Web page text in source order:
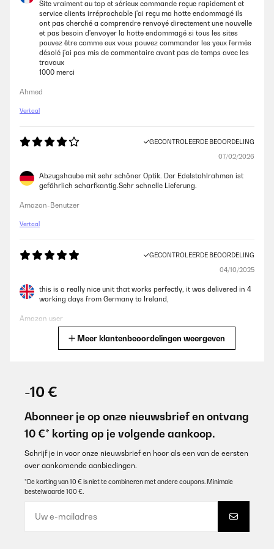
Site vraiment au top et sérieux commande reçue rapidement et
service clients irréprochable j'ai reçu ma hotte endommagé ils
ont pas cherché a comprendre renvoyé directement une nouvelle
et pas besoin d'envoyer la hotte endommagé si tous les sites
pouvez être comme eux vous pouvez commander les yeux fermés
désolé j'ai pas mis de commentaire avant pas de temps avec les
travaux
1000 merci
Ahmed
Vertaal
GECONTROLEERDE BEOORDELING
07/02/2026
Abzugshaube mit sehr schöner Optik. Der Edelstahlrahmen ist
gefährlich scharfkantig.Sehr schnelle Lieferung.
Amazon-Benutzer
Vertaal
GECONTROLEERDE BEOORDELING
04/10/2025
this is a really nice unit that works perfectly, it was delivered in 4
working days from Germany to Ireland,
Amazon user
Amazon-gebruiker
GECONTROLEERDE BEOORDELING
Alles top
Meer klantenbeoordelingen weergeven
-10 €
Abonneer je op onze nieuwsbrief en ontvang
10 €* korting op je volgende aankoop.
Schrijf je in voor onze nieuwsbrief en hoor als een van de eersten
over aankomende aanbiedingen.
*De korting van 10 € is niet te combineren met andere coupons. Minimale
bestelwaarde 100 €.